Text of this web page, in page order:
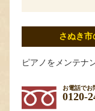
さぬき市
ピアノをメンテナ
お電話でお
0120-